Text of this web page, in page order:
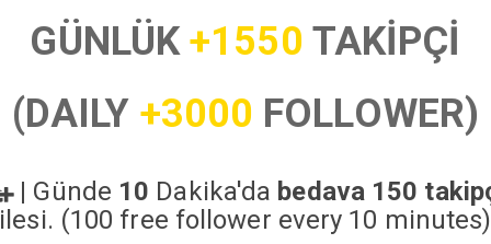
GÜNLÜK+1550 TAKİPÇİ
(DAILY +3000 FOLLOWER)
| Günde 10 Dakika'da bedava 150
(100 free follower every 10 minutes)